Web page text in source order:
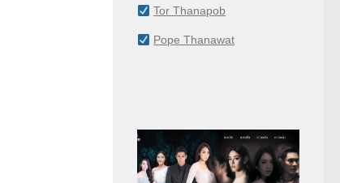
Tor Thanapob
Pope Thanawat